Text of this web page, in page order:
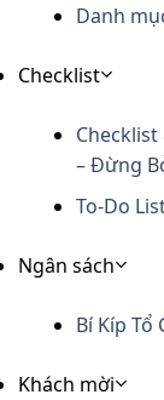
Danh
Checklist
– Đừng
To-Do
Ngân sách
Bí Kíp Tổ
Khách mời